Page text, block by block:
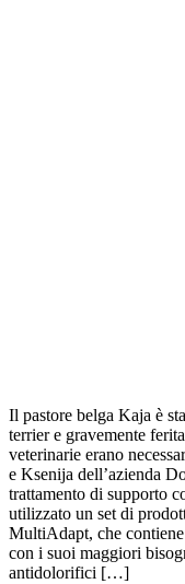
Il pastore belga Kaja è
terrier e gravemente
veterinarie erano
e Ksenija dell’azienda
trattamento di supporto
utilizzato un set di
MultiAdapt, che
con i suoi maggiori
antidolorifici […]